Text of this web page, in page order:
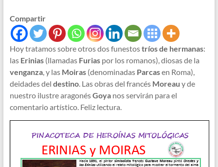
Compartir
Hoy tratamos sobre otros dos funestostríos de hermanas:
las Erinias(llamadas Furiaspor los romanos), diosas de la
venganza, y las Moiras(denominadas Parcasen Roma),
deidades del destino. Las obras del francés Moreau y de
nuestro ilustre aragonésGoyanos servirán para el
comentario artístico. Feliz lectura.